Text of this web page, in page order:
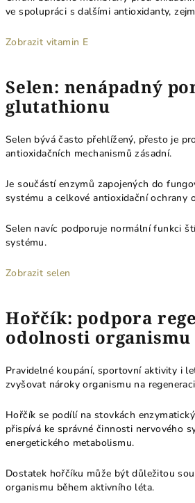
ve spolupráci s dalšími antioxidanty,
Zobrazit vitamin E
Selen: nenápadný
glutathionu
Selen bývá často přehlížený, přesto je
antioxidačních mechanismů zásadní.
Je součástí enzymů zapojených do
systému a celkové antioxidační ochrany
Selen navíc podporuje normální funkci
systému.
Zobrazit selen
Hořčík: podpora
odolnosti organismu
Pravidelné koupání, sportovní aktivity i
zvyšovat nároky organismu na
Hořčík se podílí na stovkách
přispívá ke správné činnosti nervového
energetického metabolismu.
Dostatek hořčíku může být důležitou
organismu během aktivního léta.